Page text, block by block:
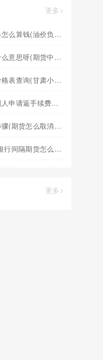
更多>
期货负油价做多怎么算钱(油价负数期货)
期货的留保是什么意思呀(期货中的提保是什么意思)
甘肃小米期货价格表查询(甘肃小米期货价格表查询最新)
期货可以向居间人申请返手续费吗(期货居间人可以调整手续费)
期货取消订单步骤(期货怎么取消订单啊)
银行间隔期货(银行间隔期货怎么交易)
更多>